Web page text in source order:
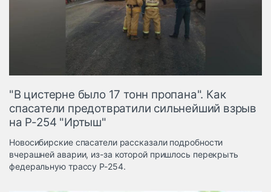
Логистика, грузы
Негабаритные и
опасные грузы
Безопасность и
страхование
Таможня и ВЭД
Склады и
терминалы
Коммерческий
транспорт
"В цистерне было 17 тонн пропана". Как
спасатели предотвратили сильнейший взрыв
на Р-254 "Иртыш"
Новосибирские спасатели рассказали подробности
вчерашней аварии, из-за которой пришлось перекрыть
федеральную трассу Р-254.